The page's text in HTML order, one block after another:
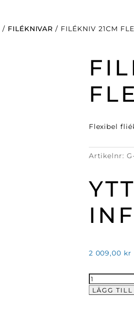
/ FILÉKNIVAR / FILÉKNIV 21CM
Flexibel
Artikelnr:
2 009,00 kr
Filékniv
21cm
LÄGG